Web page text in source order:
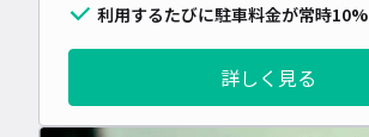
利用するたびに駐車料金が常時
詳しく見る